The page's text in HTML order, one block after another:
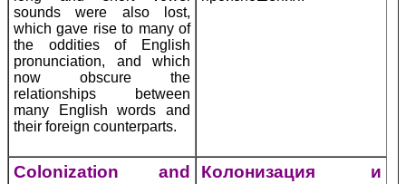
sounds were also lost,
which gave rise to many of
the oddities of English
pronunciation, and which
now obscure the
relationships between
many English words and
their foreign counterparts.
Colonization and
Колонизация и